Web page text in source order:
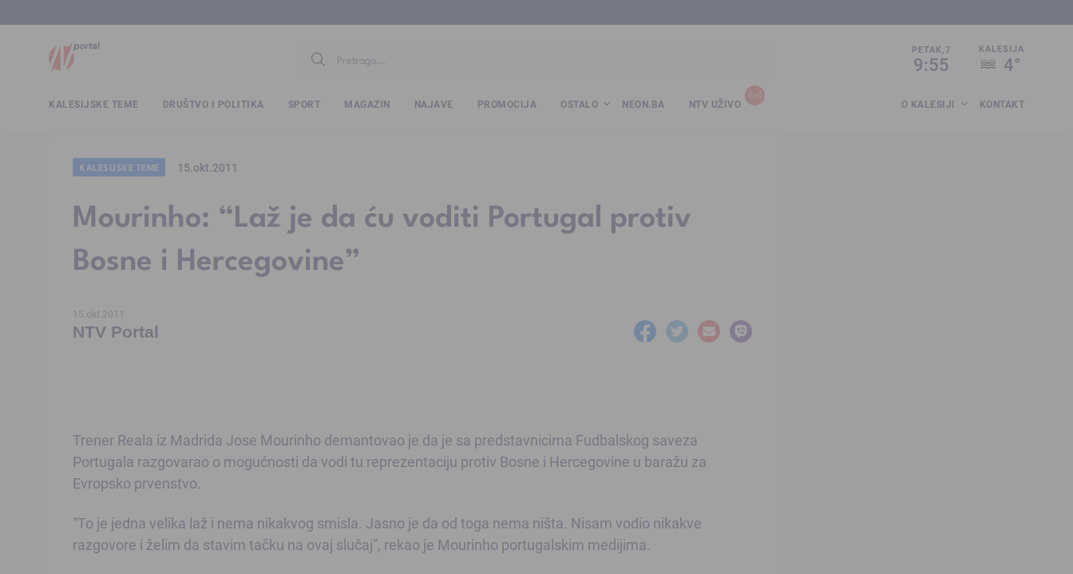
PETAK,7
9:55
KALESIJA
4°
KALESIJSKE TEME DRUŠTVO I POLITIKA SPORT MAGAZIN NAJAVE PROMOCIJA OSTALO NEON.BA NTV UŽIVO O KALESIJI KONTAKT
KALESIJSKE TEME 15.okt.2011
Mourinho: “Laž je da ću voditi Portugal protiv
Bosne i Hercegovine”
15.okt.2011
NTV Portal
Trener Reala iz Madrida Jose Mourinho demantovao je da je sa predstavnicima Fudbalskog saveza
Portugala razgovarao o mogućnosti da vodi tu reprezentaciju protiv Bosne i Hercegovine u baražu za
Evropsko prvenstvo.
“To je jedna velika laž i nema nikakvog smisla. Jasno je da od toga nema ništa. Nisam vodio nikakve
razgovore i želim da stavim tačku na ovaj slučaj”, rekao je Mourinho portugalskim medijima.